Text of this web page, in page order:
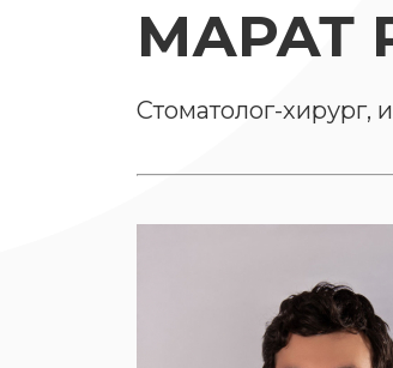
МАРАТ
Стоматолог-хирург,